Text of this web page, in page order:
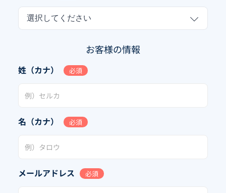
選択してください
お客様の情報
姓（カナ） 必須
名（カナ） 必須
メールアドレス 必須